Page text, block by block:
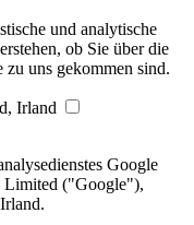
und analytische
ob Sie über die
zu uns gekommen sind.
Irland
Google
Limited ("Google"),